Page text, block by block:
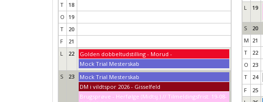
T
18
O
19
T
20
F
21
L
22
Golden dobbeltudstilling - Morud -
Mock Trial Mesterskab
S
23
Mock Trial Mesterskab
DM i vildtspor 2026 - Gisselfeld
Brugsprøve - Herfølge (Midtsj.) // Tilmeldingsfrist: 19-08-
L
19
S
20
M 21
T
22
O
23
T
24
F
25